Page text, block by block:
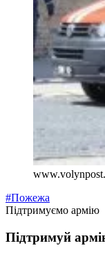
#Пожежа
Підтримуємо армію
Підтримуй